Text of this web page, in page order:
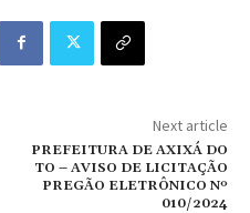
Next article
PREFEITURA DE AXIXÁ DO
TO – AVISO DE LICITAÇÃO
PREGÃO ELETRÔNICO Nº
010/2024